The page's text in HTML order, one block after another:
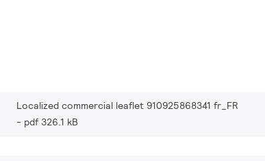
Localized commercial leaflet 910925868341 fr_FR
pdf 326.1 kB